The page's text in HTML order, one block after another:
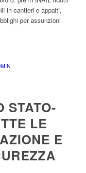
in cantieri e appalti,
per assunzioni
STATO-
LE
E